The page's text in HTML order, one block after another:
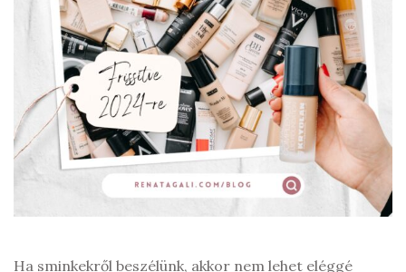
Ha sminkekről beszélünk, akkor nem lehet eléggé